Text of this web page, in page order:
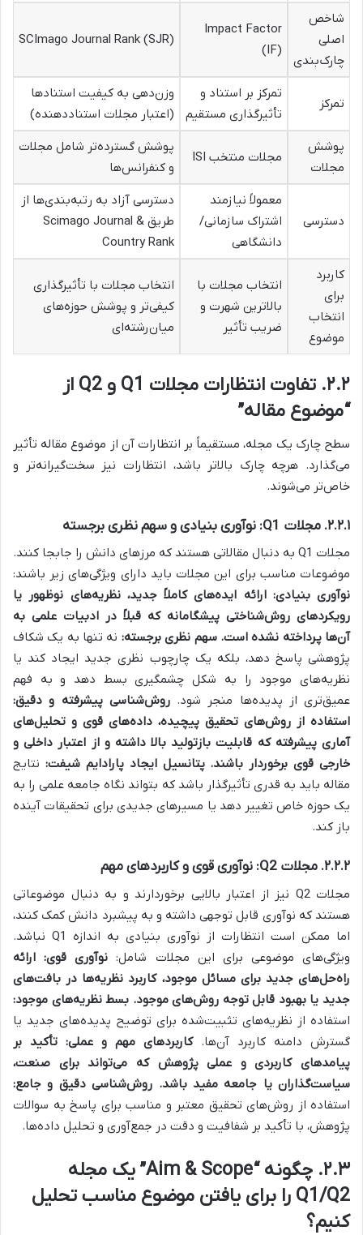
شاخص
اصلی
چارک‌بندی
Impact Factor
(IF)
SCImago Journal Rank (SJR)
تمرکز
تمرکز بر استناد و
تأثیرگذاری مستقیم
وزن‌دهی به کیفیت استنادها
(اعتبار مجلات استناددهنده)
پوشش
مجلات
مجلات منتخب ISI
پوشش گسترده‌تر شامل مجلات
و کنفرانس‌ها
دسترسی
معمولاً نیازمند
اشتراک سازمانی/
دانشگاهی
دسترسی آزاد به رتبه‌بندی‌ها از
طریق Scimago Journal &
Country Rank
کاربرد
برای
انتخاب
موضوع
انتخاب مجلات با
بالاترین شهرت و
ضریب تأثیر
انتخاب مجلات با تأثیرگذاری
کیفی‌تر و پوشش حوزه‌های
میان‌رشته‌ای
۲.۲. تفاوت انتظارات مجلات Q1 و Q2 از
“موضوع مقاله”
سطح چارک یک مجله، مستقیماً بر انتظارات آن از موضوع مقاله تأثیر
می‌گذارد. هرچه چارک بالاتر باشد، انتظارات نیز سخت‌گیرانه‌تر و
خاص‌تر می‌شوند.
۲.۲.۱. مجلات Q1: نوآوری بنیادی و سهم نظری برجسته
مجلات Q1 به دنبال مقالاتی هستند که مرزهای دانش را جابجا کنند.
موضوعات مناسب برای این مجلات باید دارای ویژگی‌های زیر باشند:
نوآوری بنیادی: ارائه ایده‌های کاملاً جدید، نظریه‌های نوظهور یا
رویکردهای روش‌شناختی پیشگامانه که قبلاً در ادبیات علمی به
آن‌ها پرداخته نشده است.سهم نظری برجسته: نه تنها به یک شکاف
پژوهشی پاسخ دهد، بلکه یک چارچوب نظری جدید ایجاد کند یا
نظریه‌های موجود را به شکل چشمگیری بسط دهد و به فهم
عمیق‌تری از پدیده‌ها منجر شود.روش‌شناسی پیشرفته و دقیق:
استفاده از روش‌های تحقیق پیچیده، داده‌های قوی و تحلیل‌های
آماری پیشرفته که قابلیت بازتولید بالا داشته و از اعتبار داخلی و
خارجی قوی برخوردار باشند.پتانسیل ایجاد پارادایم شیفت: نتایج
مقاله باید به قدری تأثیرگذار باشد که بتواند نگاه جامعه علمی را به
یک حوزه خاص تغییر دهد یا مسیرهای جدیدی برای تحقیقات آینده
باز کند.
۲.۲.۲. مجلات Q2: نوآوری قوی و کاربردهای مهم
مجلات Q2 نیز از اعتبار بالایی برخوردارند و به دنبال موضوعاتی
هستند که نوآوری قابل توجهی داشته و به پیشبرد دانش کمک کنند،
اما ممکن است انتظارات از نوآوری بنیادی به اندازه Q1 نباشد.
ویژگی‌های موضوعی برای این مجلات شامل: نوآوری قوی:ارائه
راه‌حل‌های جدید برای مسائل موجود، کاربرد نظریه‌ها در بافت‌های
جدید یا بهبود قابل توجه روش‌های موجود. بسط نظریه‌های موجود:
استفاده از نظریه‌های تثبیت‌شده برای توضیح پدیده‌های جدید یا
گسترش دامنه کاربرد آن‌ها.کاربردهای مهم و عملی: تأکید بر
پیامدهای کاربردی و عملی پژوهش که می‌تواند برای صنعت،
سیاست‌گذاران یا جامعه مفید باشد. روش‌شناسی دقیق و جامع:
استفاده از روش‌های تحقیق معتبر و مناسب برای پاسخ به سوالات
پژوهش، با تأکید بر شفافیت و دقت در جمع‌آوری و تحلیل داده‌ها.
۲.۳. چگونه “Aim & Scope” یک مجله
Q1/Q2 را برای یافتن موضوع مناسب تحلیل
کنیم؟